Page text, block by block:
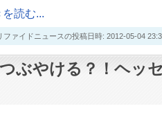
読む...
ァイドニュースの投稿日時: 2012-05-04
ぶやける？！ヘッ